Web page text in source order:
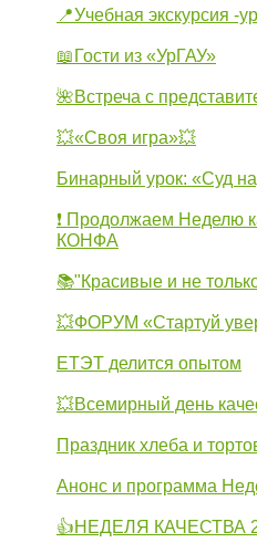
📍Учебная экскурсия -
📖Гости из «УрГАУ»
🌺Встреча с
💥«Своя игра»💥
Бинарный урок: «Суд
❗ Продолжаем Неделю
КОНФА
📚"Красивые и не
💥ФОРУМ «Стартуй
ЕТЭТ делится опытом
💥Всемирный день
Праздник хлеба и
Анонс и программа
👍НЕДЕЛЯ КАЧЕСТВА